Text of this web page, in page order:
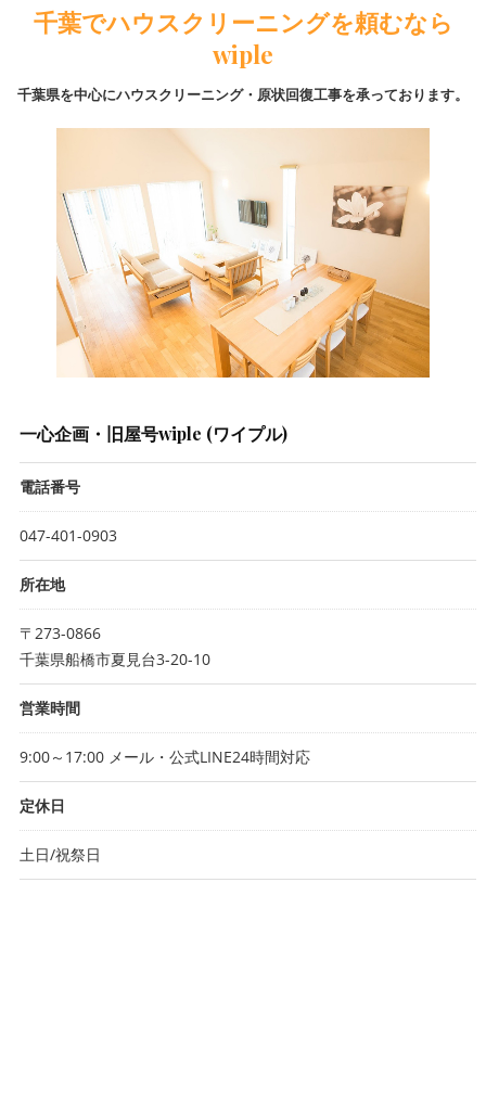
千葉でハウスクリーニングを頼むなら
wiple
千葉県を中心にハウスクリーニング・原状回復工事を承っております。
一心企画・旧屋号wiple (ワイプル)
電話番号
047-401-0903
所在地
〒273-0866
千葉県船橋市夏見台3-20-10
営業時間
9:00～17:00 メール・公式LINE24時間対応
定休日
土日/祝祭日